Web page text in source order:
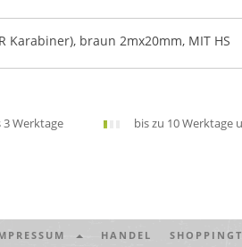
Karabiner), braun 2mx20mm, MIT HS
3 Werktage bis zu 10 Werktage
HANDEL